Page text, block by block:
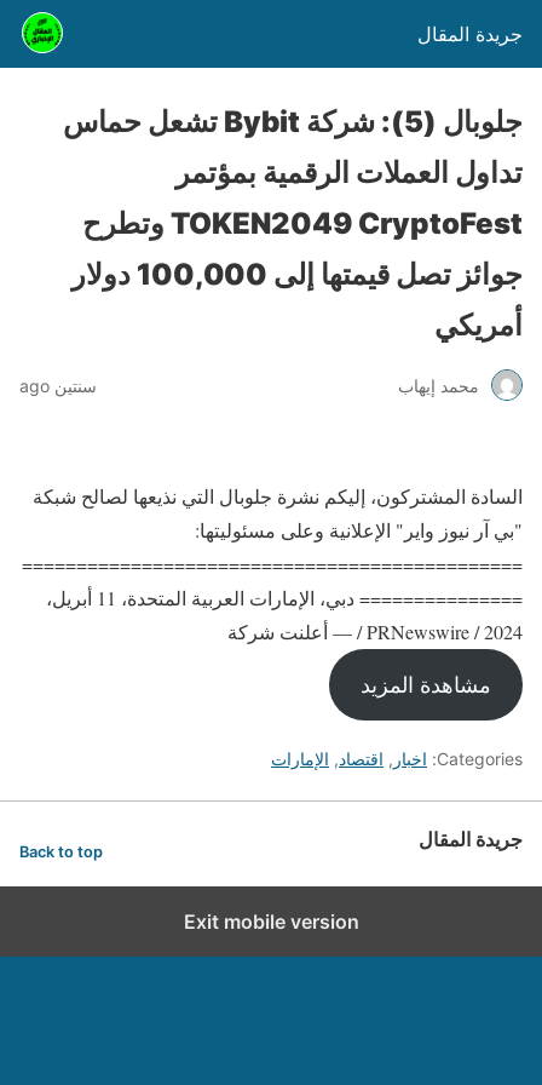
جريدة المقال
جلوبال (5): شركة Bybit تشعل حماس
تداول العملات الرقمية بمؤتمر
TOKEN2049 CryptoFest وتطرح
جوائز تصل قيمتها إلى 100,000 دولار
أمريكي
محمد إيهاب سنتين ago
السادة المشتركون، إليكم نشرة جلوبال التي نذيعها لصالح شبكة
"بي آر نيوز واير" الإعلانية وعلى مسئوليتها:
==============================================
=============== دبي، الإمارات العربية المتحدة، 11 أبريل،
2024 / PRNewswire / — أعلنت شركة
مشاهدة المزيد
Categories: اخبار , اقتصاد, الإمارات
جريدة المقال Back to top
Exit mobile version